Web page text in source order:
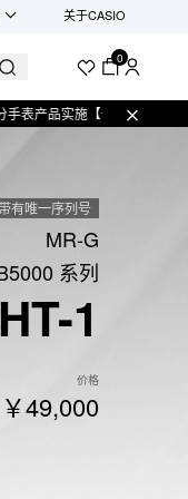
关于CASIO
0
施【一物一码】管理的公告
有唯一序列号
MR-G
系列
1
价格
￥49,000